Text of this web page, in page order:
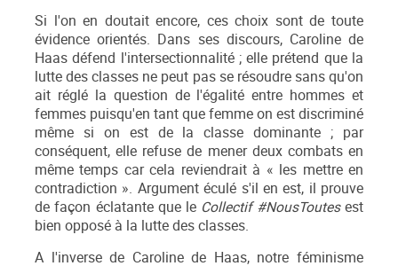
Si l'on en doutait encore, ces choix sont de toute
évidence orientés. Dans ses discours, Caroline de
Haas défend l'intersectionnalité ; elle prétend que la
lutte des classes ne peut pas se résoudre sans qu'on
ait réglé la question de l'égalité entre hommes et
femmes puisqu'en tant que femme on est discriminé
même si on est de la classe dominante ; par
conséquent, elle refuse de mener deux combats en
même temps car cela reviendrait à « les mettre en
contradiction ». Argument éculé s'il en est, il prouve
de façon éclatante que le Collectif #NousToutesest
bien opposé à la lutte des classes.
A l'inverse de Caroline de Haas, notre féminisme